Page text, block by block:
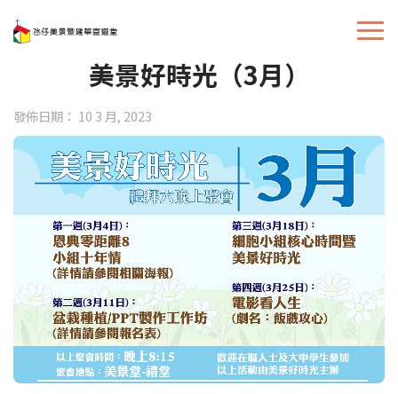
美景好時光（3月）
發佈日期： 10 3 月, 2023